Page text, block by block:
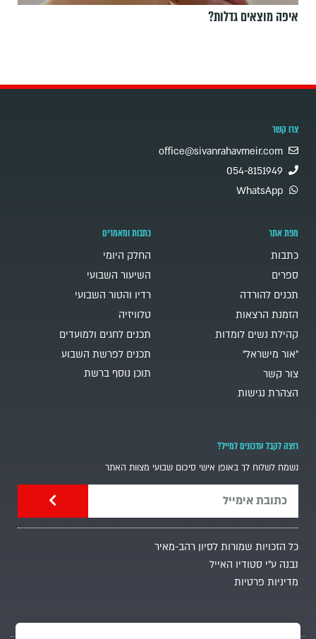
איפה מוצאים גדלות?
צרו קשר
office@sivanrahavmeir.com
054-8151949
WhatsApp
מפת אתר
כתבות
ספרים
תכנים להורדה
הזמנת הרצאות
קהילת נשים לומדות
"אור מישראל"
צור קשר
הצהרת נגישות
כתבות ומאמרים
החלק היומי
השיעור השבועי
רדיו והטור השבועי
טלוויזיה
תכנים לחגים ולמועדים
תכנים לפרשת השבוע
תוכן נוסף ברשת
רוצה לקבל עדכונים למייל?
נשמח לשלוח לך באופן אישי סיכום שבועי מצוות האתר
כל הזכויות שמורות לסיון רהב-מאיר
נבנה ע"י סטודיו האייל
מדיניות פרטיות